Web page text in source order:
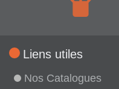
Liens utiles
Nos Catalogues